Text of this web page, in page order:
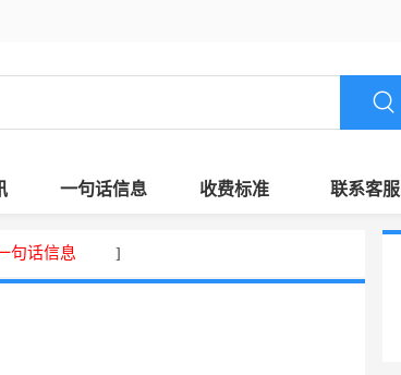
一句话信息 收费标准 联系客服
句话信息 ]